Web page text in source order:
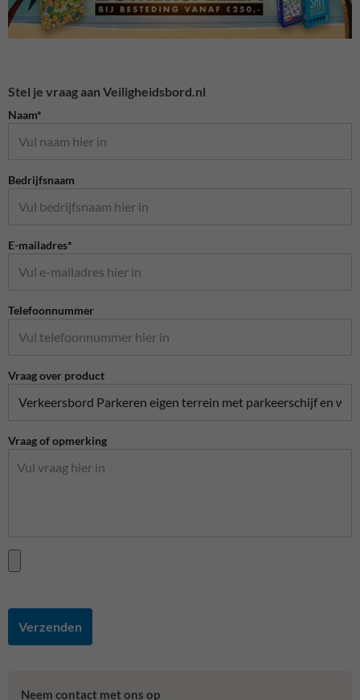
Stel je vraag aan Veiligheidsbord.nl
Naam*
Bedrijfsnaam
E-mailadres*
Telefoonnummer
Vraag over product
Vraag of opmerking
Verzenden
Neem contact met ons op